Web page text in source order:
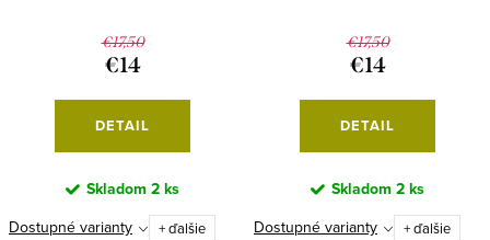
€17,50
€14
DETAIL
Skladom 2 ks
Dostupné varianty
+ ďalšie
€17,50
€14
DETAIL
Skladom 2 ks
Dostupné varianty
+ ďalšie